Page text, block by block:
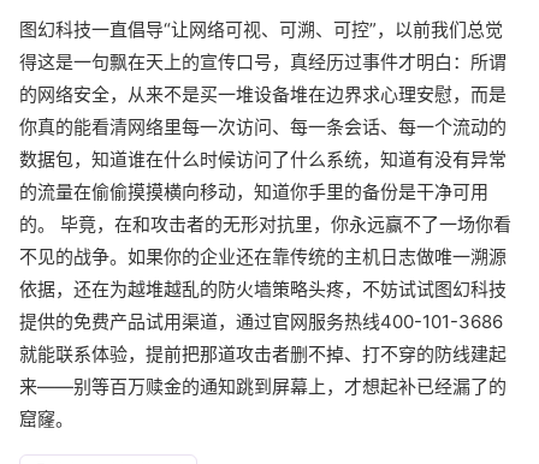
图幻科技一直倡导“让网络可视、可溯、可控”，以前我们总觉
得这是一句飘在天上的宣传口号，真经历过事件才明白：所谓
的网络安全，从来不是买一堆设备堆在边界求心理安慰，而是
你真的能看清网络里每一次访问、每一条会话、每一个流动的
数据包，知道谁在什么时候访问了什么系统，知道有没有异常
的流量在偷偷摸摸横向移动，知道你手里的备份是干净可用
的。 毕竟，在和攻击者的无形对抗里，你永远赢不了一场你看
不见的战争。如果你的企业还在靠传统的主机日志做唯一溯源
依据，还在为越堆越乱的防火墙策略头疼，不妨试试图幻科技
提供的免费产品试用渠道，通过官网服务热线400-101-3686
就能联系体验，提前把那道攻击者删不掉、打不穿的防线建起
来——别等百万赎金的通知跳到屏幕上，才想起补已经漏了的
窟窿。